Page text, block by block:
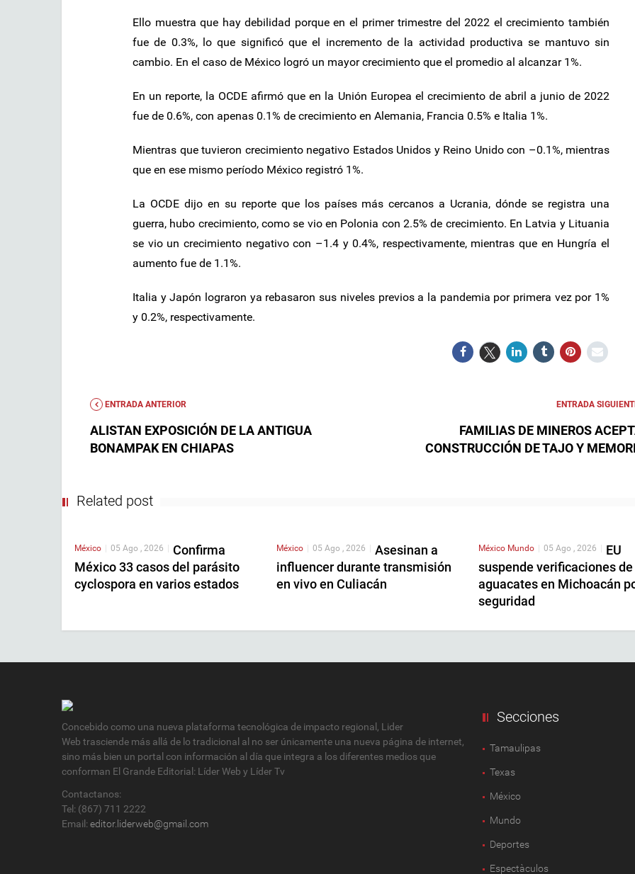
Ello muestra que hay debilidad porque en el primer trimestre del 2022 el crecimiento también
fue de 0.3%, lo que significó que el incremento de la actividad productiva se mantuvo sin
cambio. En el caso de México logró un mayor crecimiento que el promedio al alcanzar 1%.
En un reporte, la OCDE afirmó que en la Unión Europea el crecimiento de abril a junio de 2022
fue de 0.6%, con apenas 0.1% de crecimiento en Alemania, Francia 0.5% e Italia 1%.
Mientras que tuvieron crecimiento negativo Estados Unidos y Reino Unido con –0.1%, mientras
que en ese mismo período México registró 1%.
La OCDE dijo en su reporte que los países más cercanos a Ucrania, dónde se registra una
guerra, hubo crecimiento, como se vio en Polonia con 2.5% de crecimiento. En Latvia y Lituania
se vio un crecimiento negativo con –1.4 y 0.4%, respectivamente, mientras que en Hungría el
aumento fue de 1.1%.
Italia y Japón lograron ya rebasaron sus niveles previos a la pandemia por primera vez por 1%
y 0.2%, respectivamente.
ENTRADA ANTERIOR
ALISTAN EXPOSICIÓN DE LA ANTIGUA
BONAMPAK EN CHIAPAS
ENTRADA
FAMILIAS DE MINEROS
CONSTRUCCIÓN DE TAJO Y
Related post
México 05 Ago , 2026
Confirma
México 33 casos del parásito
cyclospora en varios estados
México 05 Ago , 2026
Asesinan a
influencer durante transmisión
en vivo en Culiacán
México Mundo 05 Ago , 2026
EU
suspende verificaciones de
aguacates en Michoacán
seguridad
Concebido como una nueva plataforma tecnológica de impacto regional, Lider
Web trasciende más allá de lo tradicional al no ser únicamente una nueva página de internet,
sino más bien un portal con información al día que integra a los diferentes medios que
conforman El Grande Editorial: Líder Web y Líder Tv
Contactanos:
Tel: (867) 711 2222
Email: editor.liderweb@gmail.com
Secciones
Tamaulipas
Texas
México
Mundo
Deportes
Espectàculos